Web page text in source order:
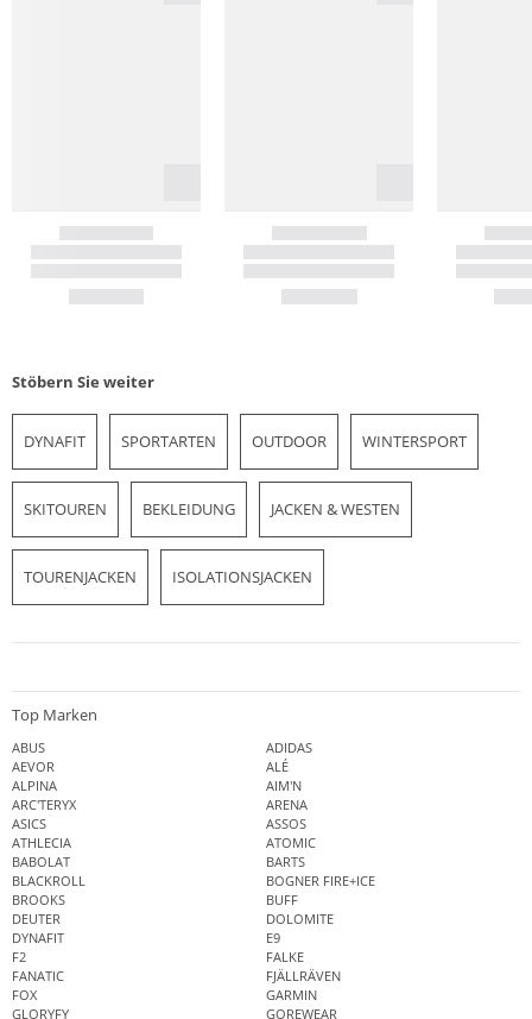
Stöbern Sie weiter
DYNAFIT SPORTARTEN OUTDOOR WINTERSPORT
SKITOUREN BEKLEIDUNG JACKEN & WESTEN
TOURENJACKEN ISOLATIONSJACKEN
Top Marken
ABUS
ADIDAS
AEVOR
ALÉ
ALPINA
AIM'N
ARC'TERYX
ARENA
ASICS
ASSOS
ATHLECIA
ATOMIC
BABOLAT
BARTS
BLACKROLL
BOGNER FIRE+ICE
BROOKS
BUFF
DEUTER
DOLOMITE
DYNAFIT
E9
F2
FALKE
FANATIC
FJÄLLRÄVEN
FOX
GARMIN
GLORYFY
GOREWEAR